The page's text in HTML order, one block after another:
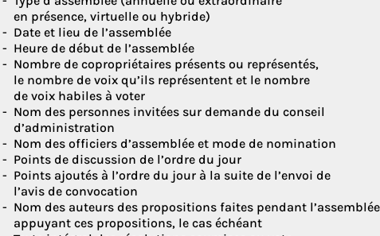
en présence, virtuelle ou hybride)
Date et lieu de l’assemblée
Heure de début de l’assemblée
Nombre de copropriétaires présents ou représentés,
le nombre de voix qu’ils représentent et le nombre
de voix habiles à voter
Nom des personnes invitées sur demande du conseil
d’administration
Nom des officiers d’assemblée et mode de nomination
Points de discussion de l’ordre du jour
Points ajoutés à l’ordre du jour à la suite de l’envoi de
l’avis de convocation
Nom des auteurs des propositions faites pendant
appuyant ces propositions, le cas échéant